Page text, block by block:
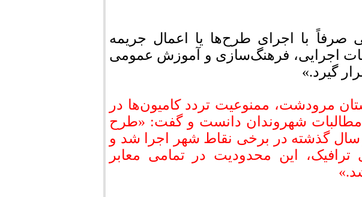
صرفاً با اجرای طرح‌ها یا اعمال جریمه
اجرایی، فرهنگ‌سازی و آموزش عمومی
گیرد.»
مرودشت، ممنوعیت تردد کامیون‌ها در
شهروندان دانست و گفت: «طرح
سال گذشته در برخی نقاط شهر اجرا شد و
این محدودیت در تمامی معابر